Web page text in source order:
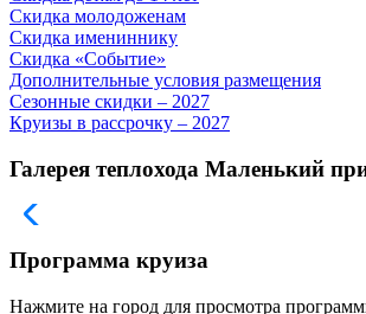
Скидка молодоженам
Скидка имениннику
Скидка «Событие»
Дополнительные условия размещения
Сезонные скидки – 2027
Круизы в рассрочку – 2027
Галерея теплохода Маленький
Программа круиза
Нажмите на город для просмотра